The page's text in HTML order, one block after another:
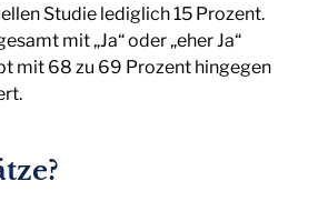
Studie lediglich 15 Prozent.
mit „Ja“ oder „eher Ja“
mit 68 zu 69 Prozent hingegen